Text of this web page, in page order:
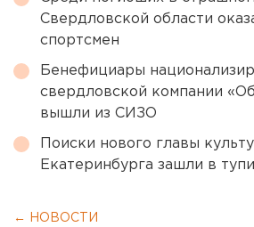
Свердловской области
спортсмен
Бенефициары
свердловской компании
вышли из СИЗО
Поиски нового главы
Екатеринбурга зашли в
← НОВОСТИ